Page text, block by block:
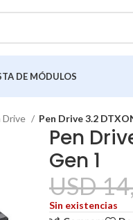
DE MÓDULOS
Drive Pen Drive 3.2
Pen
Gen 1
USD
Sin existencias